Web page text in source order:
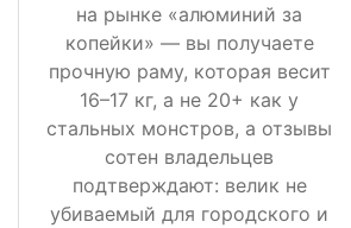
на рынке «алюминий за
копейки» — вы получаете
прочную раму, которая весит
16–17 кг, а не 20+ как у
стальных монстров, а отзывы
сотен владельцев
подтверждают: велик не
убиваемый для городского и